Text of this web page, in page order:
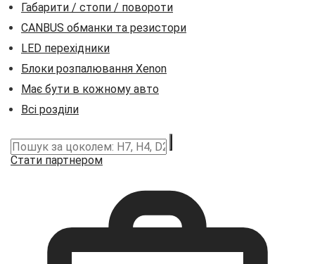
Габарити / стопи / повороти
CANBUS обманки та резистори
LED перехідники
Блоки розпалювання Xenon
Має бути в кожному авто
Всі розділи
Стати партнером